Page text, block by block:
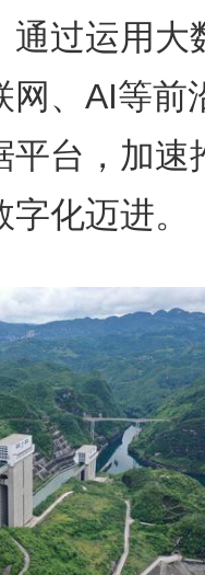
通过运用大
网、AI等前
平台，加速
化迈进。